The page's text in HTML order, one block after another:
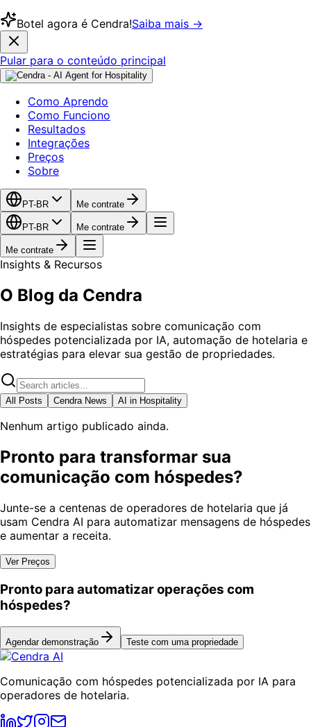
Botel agora é Cendra!Saiba mais →
Pular para o conteúdo principal
Como Aprendo
Como Funciono
Resultados
Integrações
Preços
Sobre
PT-BR Me contrate
PT-BR Me contrate
Me contrate
Insights & Recursos
O Blog da Cendra
Insights de especialistas sobre comunicação com
hóspedes potencializada por IA, automação de hotelaria e
estratégias para elevar sua gestão de propriedades.
All Posts Cendra News AI in Hospitality
Nenhum artigo publicado ainda.
Pronto para transformar sua
comunicação com hóspedes?
Junte-se a centenas de operadores de hotelaria que já
usam Cendra AI para automatizar mensagens de hóspedes
e aumentar a receita.
Ver Preços
Pronto para automatizar operações com
hóspedes?
Agendar demonstração Teste com uma propriedade
Comunicação com hóspedes potencializada por IA para
operadores de hotelaria.